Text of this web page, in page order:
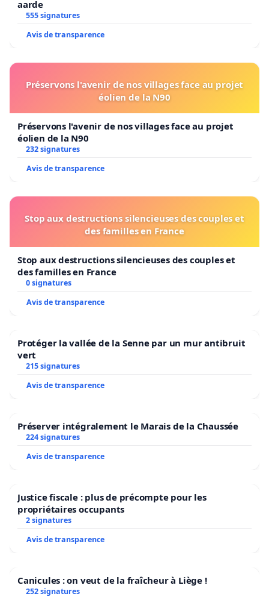
aarde
555 signatures
Avis de transparence
Préservons l'avenir de nos villages face au projet
éolien de la N90
Préservons l'avenir de nos villages face au projet
éolien de la N90
232 signatures
Avis de transparence
Stop aux destructions silencieuses des couples et
des familles en France
Stop aux destructions silencieuses des couples et
des familles en France
0 signatures
Avis de transparence
Protéger la vallée de la Senne par un mur antibruit
vert
215 signatures
Avis de transparence
Préserver intégralement le Marais de la Chaussée
224 signatures
Avis de transparence
Justice fiscale : plus de précompte pour les
propriétaires occupants
2 signatures
Avis de transparence
Canicules : on veut de la fraîcheur à Liège !
252 signatures